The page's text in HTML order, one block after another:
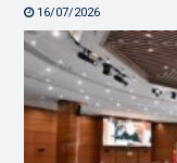
16/07/2026